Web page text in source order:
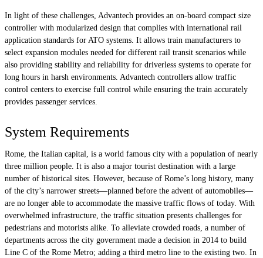
In light of these challenges, Advantech provides an on-board compact size
controller with modularized design that complies with international rail
application standards for ATO systems. It allows train manufacturers to
select expansion modules needed for different rail transit scenarios while
also providing stability and reliability for driverless systems to operate for
long hours in harsh environments. Advantech controllers allow traffic
control centers to exercise full control while ensuring the train accurately
provides passenger services.
System Requirements
Rome, the Italian capital, is a world famous city with a population of nearly
three million people. It is also a major tourist destination with a large
number of historical sites. However, because of Rome’s long history, many
of the city’s narrower streets—planned before the advent of automobiles—
are no longer able to accommodate the massive traffic flows of today. With
overwhelmed infrastructure, the traffic situation presents challenges for
pedestrians and motorists alike. To alleviate crowded roads, a number of
departments across the city government made a decision in 2014 to build
Line C of the Rome Metro; adding a third metro line to the existing two. In